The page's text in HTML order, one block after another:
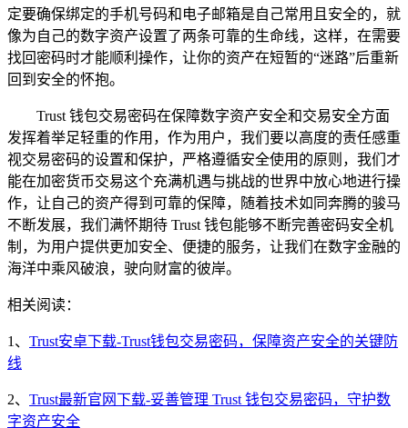
定要确保绑定的手机号码和电子邮箱是自己常用且安全的，就
像为自己的数字资产设置了两条可靠的生命线，这样，在需要
找回密码时才能顺利操作，让你的资产在短暂的“迷路”后重新
回到安全的怀抱。
Trust 钱包交易密码在保障数字资产安全和交易安全方面
发挥着举足轻重的作用，作为用户，我们要以高度的责任感重
视交易密码的设置和保护，严格遵循安全使用的原则，我们才
能在加密货币交易这个充满机遇与挑战的世界中放心地进行操
作，让自己的资产得到可靠的保障，随着技术如同奔腾的骏马
不断发展，我们满怀期待 Trust 钱包能够不断完善密码安全机
制，为用户提供更加安全、便捷的服务，让我们在数字金融的
海洋中乘风破浪，驶向财富的彼岸。
相关阅读：
1、 Trust安卓下载-Trust钱包交易密码，保障资产安全的关键防
线
2、 Trust最新官网下载-妥善管理 Trust 钱包交易密码，守护数
字资产安全